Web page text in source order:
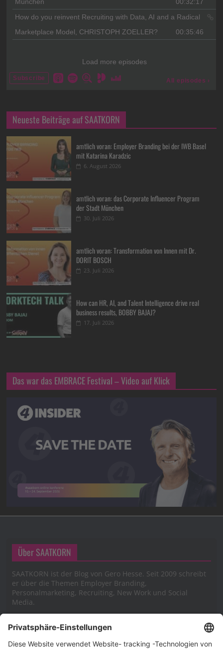
Neueste Beiträge auf SAATKORN
amtlich voran: Employer Branding bei der IWB Basel
mit Katarina Karadzic
6. August 2026
amtlich voran: das Corporate Influencer Program
der Stadt München
30. Juli 2026
amtlich voran: Transformation von Innen mit Dr.
DORIT BOSCH
23. Juli 2026
How can HR, AI, and Talent Intelligence drive real
business results, BOBBY BAJAJ?
17. Juli 2026
Das war das EMBRACE Festival – Video auf Klick
Über SAATKORN
SAATKORN ist der Blog von Gero Hesse. Seit 2009 schreibt
er über die Themen Employer Branding,
Personalmarketing, Recruiting, New Work und Social
Media.